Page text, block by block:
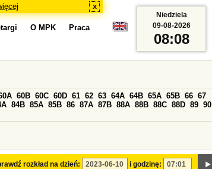
x
O MPK Praca
rozkład na dzień: i godzinę:
60B 60C 60D 61 62 63 64A 64B 65A 65B 66 67
84B 85A 85B 86 87A 87B 88A 88B 88C 88D 89 90
Niedziela
09-08-2026
08:08